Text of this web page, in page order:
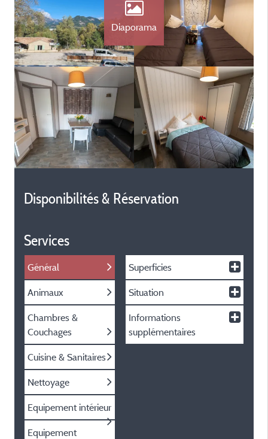
Diaporama
Disponibilités & Réservation
Services
Général
Animaux
Chambres &
Couchages
Cuisine & Sanitaires
Nettoyage
Equipement intérieur
Equipement
Superficies
Situation
Informations
supplémentaires